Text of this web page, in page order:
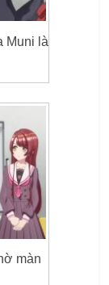
Muni là
màn